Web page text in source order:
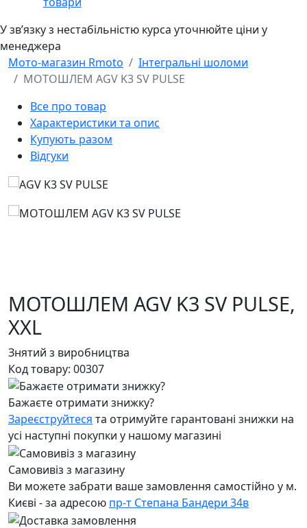
У звʼязку з нестабільністю курса уточнюйте ціни у
менеджера
Мото-магазин Rmoto
Інтегральні шоломи
МОТОШЛЕМ AGV K3 SV PULSE
Все про товар
Характеристики та опис
Купують разом
Відгуки
МОТОШЛЕМ AGV K3 SV PULSE,
XXL
Знятий з виробництва
Код товару: 00307
Бажаєте отримати знижку?
Зареєструйтеся та отримуйте гарантовані знижки на
усі наступні покупки у нашому магазині
Самовивіз з магазину
Ви можете забрати ваше замовлення самостійно у м.
Києві - за адресою пр-т Степана Бандери 34в